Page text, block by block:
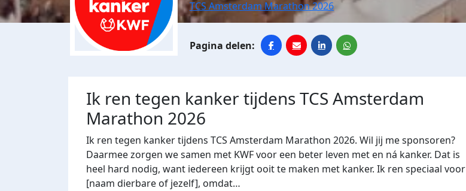
TCS Amsterdam Marathon 2026
Ik ren tegen kanker tijdens TCS Amsterdam
Marathon 2026
Ik ren tegen kanker tijdens TCS Amsterdam Marathon 2026. Wil jij me sponsoren?
Daarmee zorgen we samen met KWF voor een beter leven met en ná kanker. Dat is
heel hard nodig, want iedereen krijgt ooit te maken met kanker. Ik ren speciaal voor
[naam dierbare of jezelf], omdat…